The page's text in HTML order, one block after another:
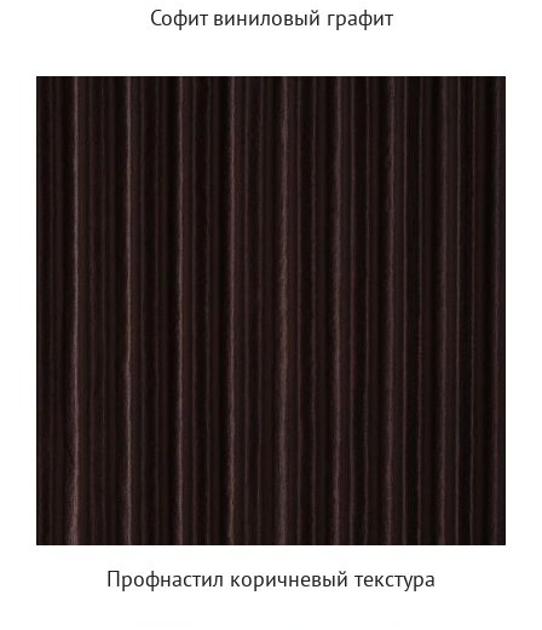
Софит виниловый графит
Профнастил коричневый текстура